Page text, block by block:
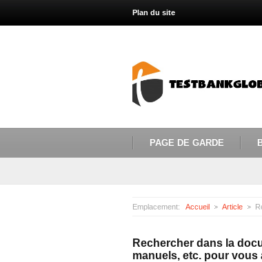
Plan du site
PAGE DE GARDE
Emplacement: Accueil Article
Rechercher dans la
manuels, etc. pour vous